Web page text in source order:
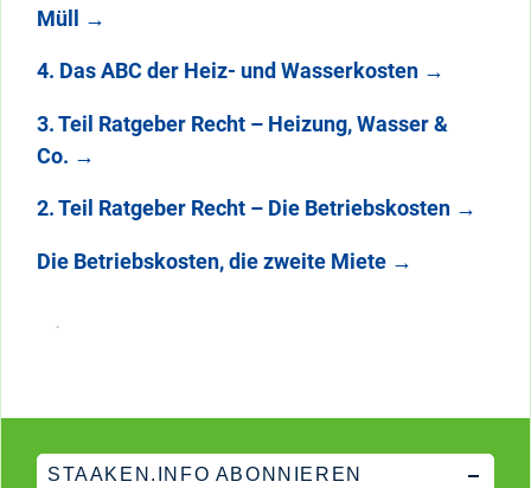
Müll →
4. Das ABC der Heiz- und Wasserkosten →
3. Teil Ratgeber Recht – Heizung, Wasser &
Co. →
2. Teil Ratgeber Recht – Die Betriebskosten →
Die Betriebskosten, die zweite Miete →
STAAKEN.INFO ABONNIEREN